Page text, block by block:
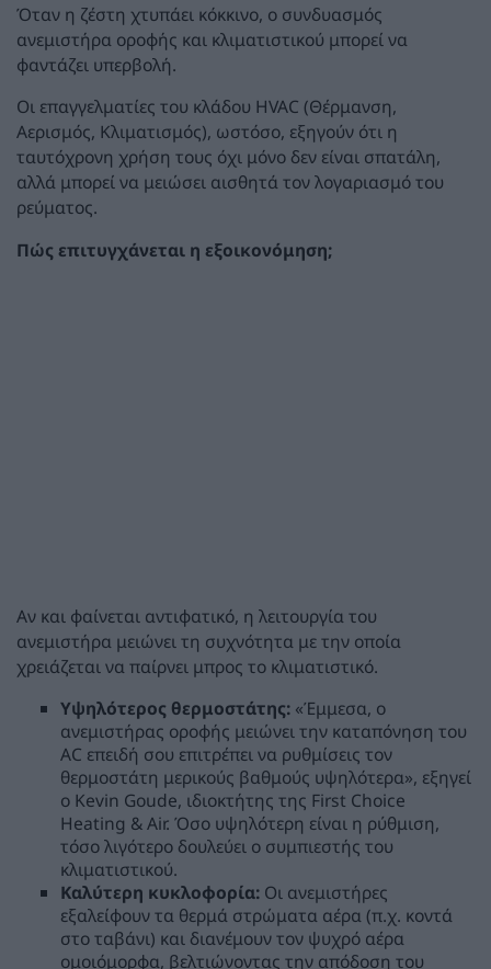
Όταν η ζέστη χτυπάει κόκκινο, ο συνδυασμός
ανεμιστήρα οροφής και κλιματιστικού μπορεί να
φαντάζει υπερβολή.
Οι επαγγελματίες του κλάδου HVAC (Θέρμανση,
Αερισμός, Κλιματισμός), ωστόσο, εξηγούν ότι η
ταυτόχρονη χρήση τους όχι μόνο δεν είναι σπατάλη,
αλλά μπορεί να μειώσει αισθητά τον λογαριασμό του
ρεύματος.
Πώς επιτυγχάνεται η εξοικονόμηση;
Αν και φαίνεται αντιφατικό, η λειτουργία του
ανεμιστήρα μειώνει τη συχνότητα με την οποία
χρειάζεται να παίρνει μπρος το κλιματιστικό.
Υψηλότερος θερμοστάτης: «Έμμεσα, ο
ανεμιστήρας οροφής μειώνει την καταπόνηση του
AC επειδή σου επιτρέπει να ρυθμίσεις τον
θερμοστάτη μερικούς βαθμούς υψηλότερα», εξηγεί
ο Kevin Goude, ιδιοκτήτης της First Choice
Heating & Air. Όσο υψηλότερη είναι η ρύθμιση,
τόσο λιγότερο δουλεύει ο συμπιεστής του
κλιματιστικού.
Καλύτερη κυκλοφορία: Οι ανεμιστήρες
εξαλείφουν τα θερμά στρώματα αέρα (π.χ. κοντά
στο ταβάνι) και διανέμουν τον ψυχρό αέρα
ομοιόμορφα, βελτιώνοντας την απόδοση του